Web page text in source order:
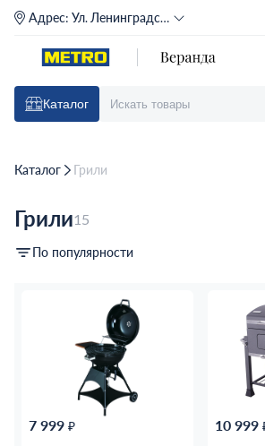
Адрес: Ул. Ленинградское шоссе, д. 71Г (м. Речной вокзал)
Каталог
Каталог Грили
Грили15
По популярности
7 999 ₽ 10 999